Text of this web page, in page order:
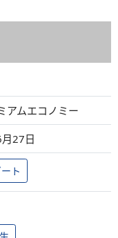
アムエコノミー
27日
ト